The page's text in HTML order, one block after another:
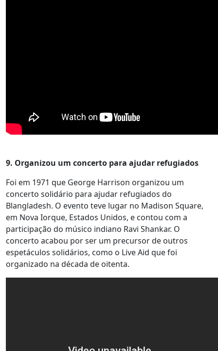
9. Organizou um concerto para ajudar refugiados
Foi em 1971 que George Harrison organizou um
concerto solidário para ajudar refugiados do
Blangladesh. O evento teve lugar no Madison Square,
em Nova Iorque, Estados Unidos, e contou com a
participação do músico indiano Ravi Shankar. O
concerto acabou por ser um precursor de outros
espetáculos solidários, como o Live Aid que foi
organizado na década de oitenta.